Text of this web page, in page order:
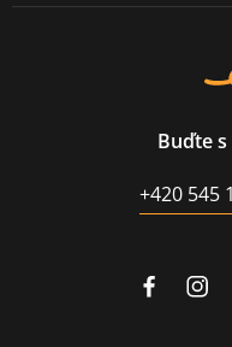
Buďte
+420 545